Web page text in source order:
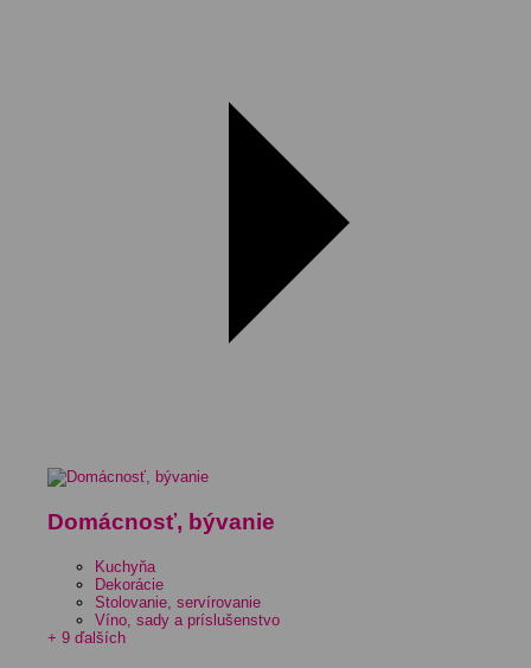
Domácnosť, bývanie
Kuchyňa
Dekorácie
Stolovanie, servírovanie
Víno, sady a príslušenstvo
+ 9 ďalších